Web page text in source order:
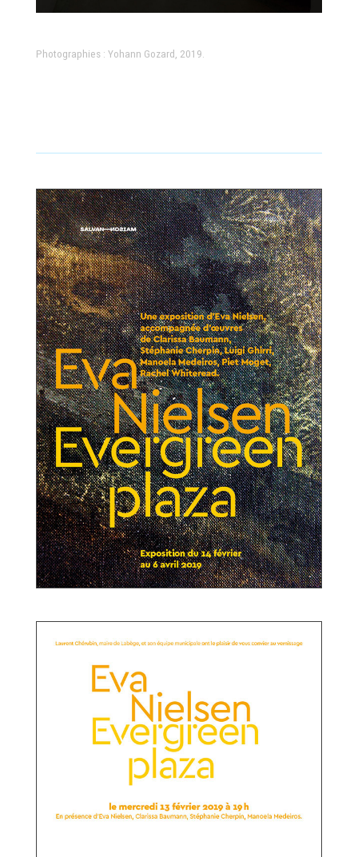
Photographies : Yohann Gozard, 2019.